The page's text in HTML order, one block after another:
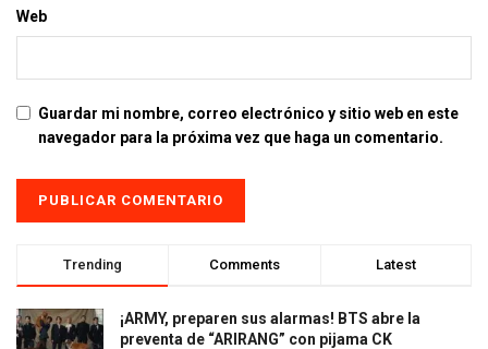
Web
Guardar mi nombre, correo electrónico y sitio web en este
navegador para la próxima vez que haga un comentario.
Trending Comments Latest
¡ARMY, preparen sus alarmas! BTS abre la
preventa de “ARIRANG” con pijama CK